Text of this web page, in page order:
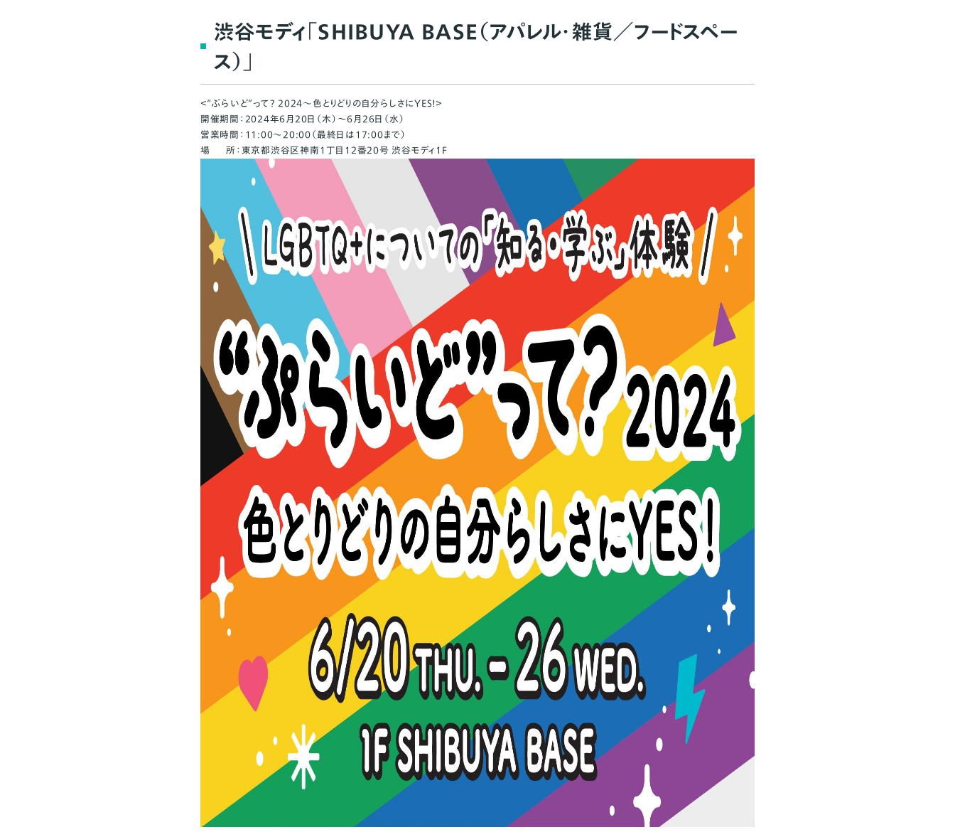
渋谷モディ「SHIBUYA BASE（アパレル・雑貨／フードスペー
ス）」
＜“ぷらいど”って？ 2024〜色とりどりの自分らしさにYES！＞
開催期間：2024年6月20日（木）～6月26日（水）
営業時間：11:00～20:00（最終日は17:00まで）
場 所：東京都渋谷区神南1丁目12番20号 渋谷モディ1F